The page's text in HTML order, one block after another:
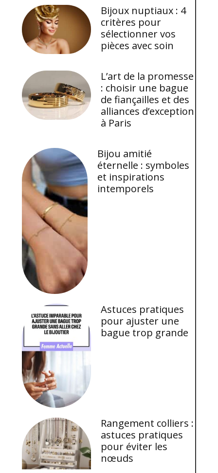
Bijoux nuptiaux : 4
critères pour
sélectionner vos
pièces avec soin
L’art de la promesse
: choisir une bague
de fiançailles et des
alliances d’exception
à Paris
Bijou amitié
éternelle : symboles
et inspirations
intemporels
Astuces pratiques
pour ajuster une
bague trop grande
Rangement colliers :
astuces pratiques
pour éviter les
nœuds